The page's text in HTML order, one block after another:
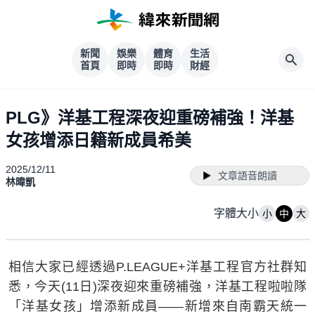
新聞
首頁
娛樂
即時
體育
即時
生活
財經
PLG》洋基工程深夜迎重磅補強！洋基
女孩增添日籍新成員希美
2025/12/11
林暐凱
文章語音朗讀
字體大小 小 中 大
相信大家已經透過P.LEAGUE+洋基工程官方社群知
悉，今天(11日)深夜迎來重磅補強，洋基工程啦啦隊
「洋基女孩」增添新成員——新增來自南霸天統一